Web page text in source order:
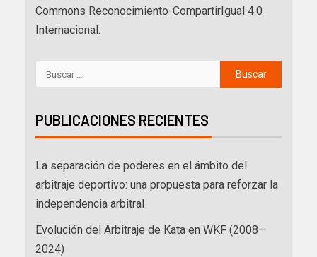
Commons Reconocimiento-CompartirIgual 4.0
Internacional .
PUBLICACIONES RECIENTES
La separación de poderes en el ámbito del
arbitraje deportivo: una propuesta para reforzar la
independencia arbitral
Evolución del Arbitraje de Kata en WKF (2008–
2024)